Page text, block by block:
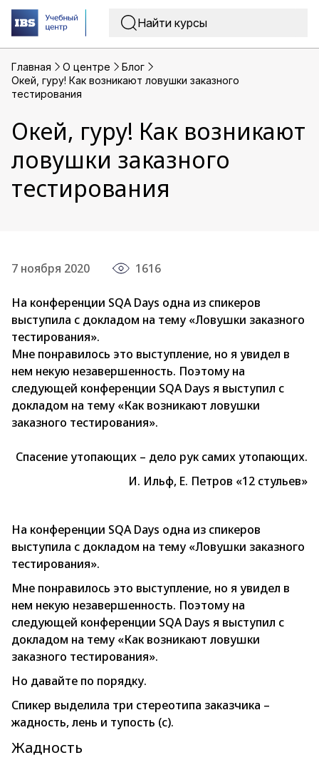
Главная O центре
Блог
Окей, гуру! Как возникают ловушки заказного
тестирования
Окей, гуру! Как возникают
ловушки заказного
тестирования
7 ноября 2020 1616
На конференции SQA Days одна из спикеров
выступила с докладом на тему «Ловушки заказного
тестирования».
Мне понравилось это выступление, но я увидел в
нем некую незавершенность. Поэтому на
следующей конференции SQA Days я выступил с
докладом на тему «Как возникают ловушки
заказного тестирования».
Спасение утопающих – дело рук самих утопающих.
И. Ильф, Е. Петров «12 стульев»
На конференции SQA Days одна из спикеров
выступила с докладом на тему «Ловушки заказного
тестирования».
Мне понравилось это выступление, но я увидел в
нем некую незавершенность. Поэтому на
следующей конференции SQA Days я выступил с
докладом на тему «Как возникают ловушки
заказного тестирования».
Но давайте по порядку.
Спикер выделила три стереотипа заказчика –
жадность, лень и тупость (с).
Жадность